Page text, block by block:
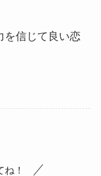
を信じて良い恋
！